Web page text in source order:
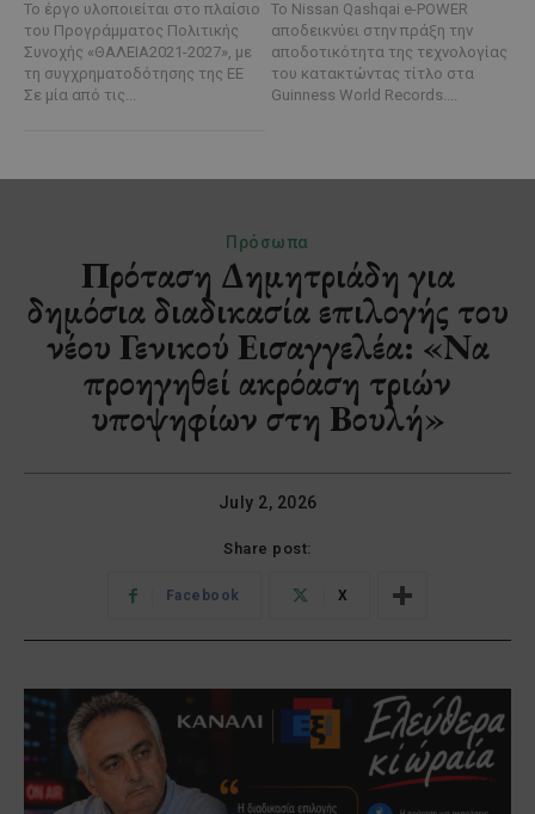
Το έργο υλοποιείται στο πλαίσιο
του Προγράμματος Πολιτικής
Συνοχής «ΘΑΛΕΙΑ2021-2027», με
τη συγχρηματοδότησης της ΕΕ
Σε μία από τις...
Το Nissan Qashqai e-POWER
αποδεικνύει στην πράξη την
αποδοτικότητα της τεχνολογίας
του κατακτώντας τίτλο στα
Guinness World Records....